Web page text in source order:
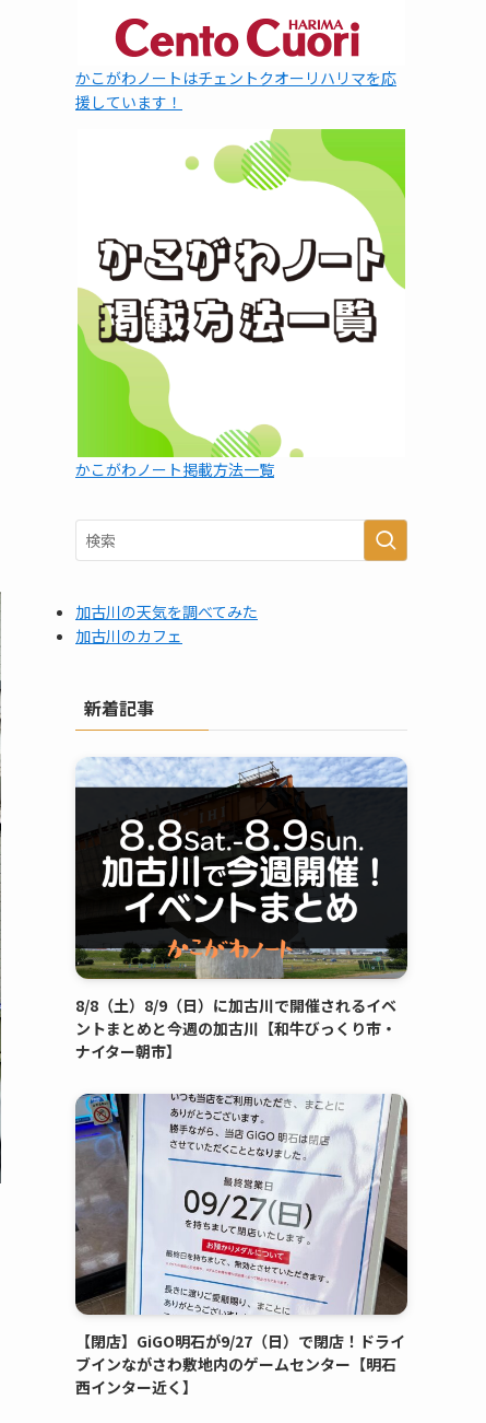
かこがわノートはチェントクオーリハリマを応
援しています！
かこがわノート掲載方法一覧
加古川の天気を調べてみた
加古川のカフェ
新着記事
8/8（土）8/9（日）に加古川で開催されるイベ
ントまとめと今週の加古川【和牛びっくり市・
ナイター朝市】
【閉店】GiGO明石が9/27（日）で閉店！ドライ
ブインながさわ敷地内のゲームセンター【明石
西インター近く】